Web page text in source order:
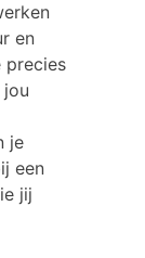
en
precies
je
een
jij